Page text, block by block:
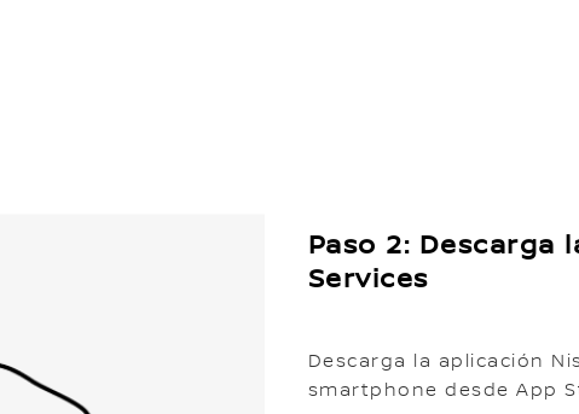
Paso 2: Descarga
Services
Descarga la aplicación
smartphone desde App